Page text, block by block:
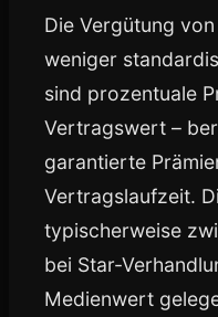
Die Vergütung
weniger
sind prozentuale
Vertragswert –
garantierte
Vertragslaufzeit.
typischerweise
bei Star-
Medienwert